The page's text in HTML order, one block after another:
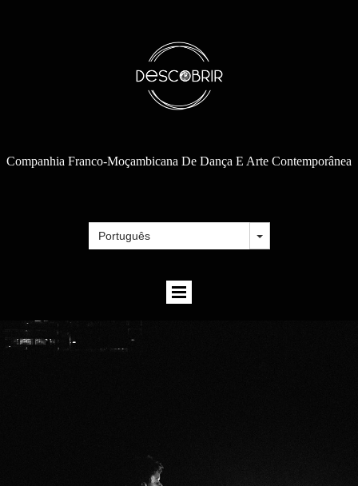
Companhia Franco-Moçambicana De Dança E Arte Contemporânea